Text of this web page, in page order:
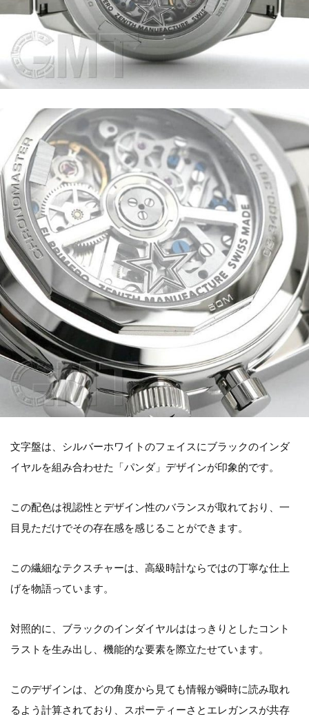
文字盤は、シルバーホワイトのフェイスにブラックのインダ
イヤルを組み合わせた「パンダ」デザインが印象的です。
この配色は視認性とデザイン性のバランスが取れており、一
目見ただけでその存在感を感じることができます。
この繊細なテクスチャーは、高級時計ならではの丁寧な仕上
げを物語っています。
対照的に、ブラックのインダイヤルははっきりとしたコント
ラストを生み出し、機能的な要素を際立たせています。
このデザインは、どの角度から見ても情報が瞬時に読み取れ
るよう計算されており、スポーティーさとエレガンスが共存